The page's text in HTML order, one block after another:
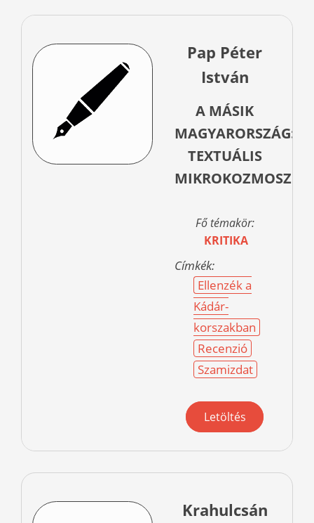
Pap Péter
István
A MÁSIK
MAGYARORSZÁG:
TEXTUÁLIS
MIKROKOZMOSZ
Fő témakör:
KRITIKA
Címkék:
Ellenzék a
Kádár-
korszakban
Recenzió
Szamizdat
Letöltés
Krahulcsán